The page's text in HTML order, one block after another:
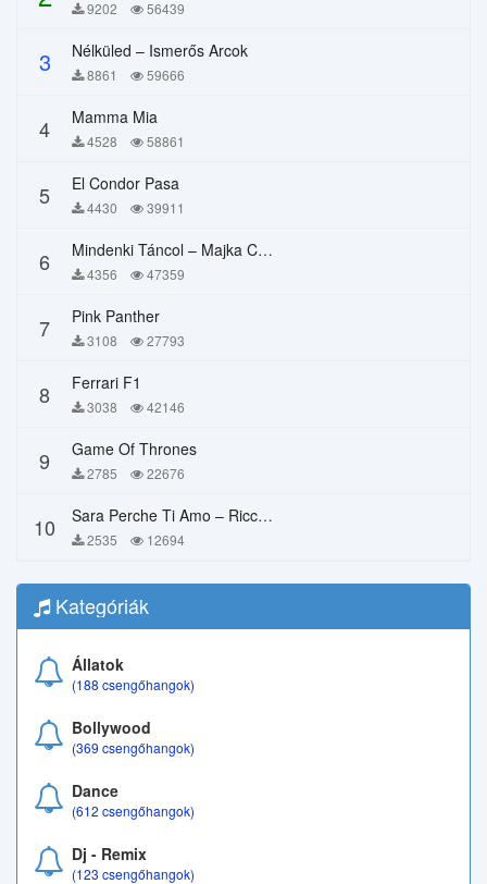
9202 56439
3 Nélküled – Ismerős Arcok
8861 59666
4 Mamma Mia
4528 58861
5 El Condor Pasa
4430 39911
6 Mindenki Táncol – Majka Curtis, Péter Majoros
4356 47359
7 Pink Panther
3108 27793
8 Ferrari F1
3038 42146
9 Game Of Thrones
2785 22676
10 Sara Perche Ti Amo – Ricchi E Poveri
2535 12694
Kategóriák
Állatok
(188 csengőhangok)
Bollywood
(369 csengőhangok)
Dance
(612 csengőhangok)
Dj - Remix
(123 csengőhangok)